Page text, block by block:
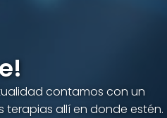
contamos con un
allí en donde estén.